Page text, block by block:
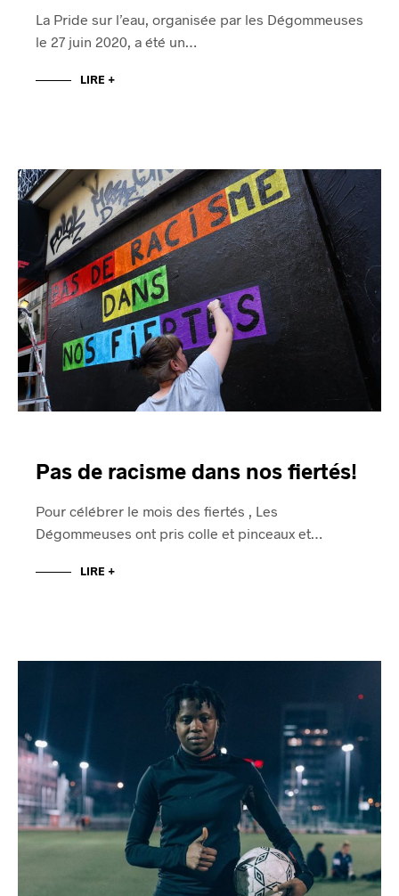
La Pride sur l’eau, organisée par les Dégommeuses
le 27 juin 2020, a été un…
LIRE +
Pas de racisme dans nos fiertés!
Pour célébrer le mois des fiertés , Les
Dégommeuses ont pris colle et pinceaux et…
LIRE +